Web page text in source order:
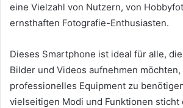
eine Vielzahl von Nutzern, von
ernsthaften Fotografie-Enthusiasten.
Dieses Smartphone ist ideal für alle,
Bilder und Videos aufnehmen möchten,
professionelles Equipment zu
vielseitigen Modi und Funktionen sticht